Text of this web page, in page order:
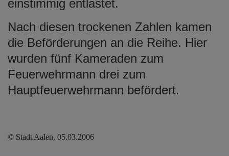
einstimmig entlastet.
Nach diesen trockenen Zahlen kamen
die Beförderungen an die Reihe. Hier
wurden fünf Kameraden zum
Feuerwehrmann drei zum
Hauptfeuerwehrmann befördert.
© Stadt Aalen, 05.03.2006